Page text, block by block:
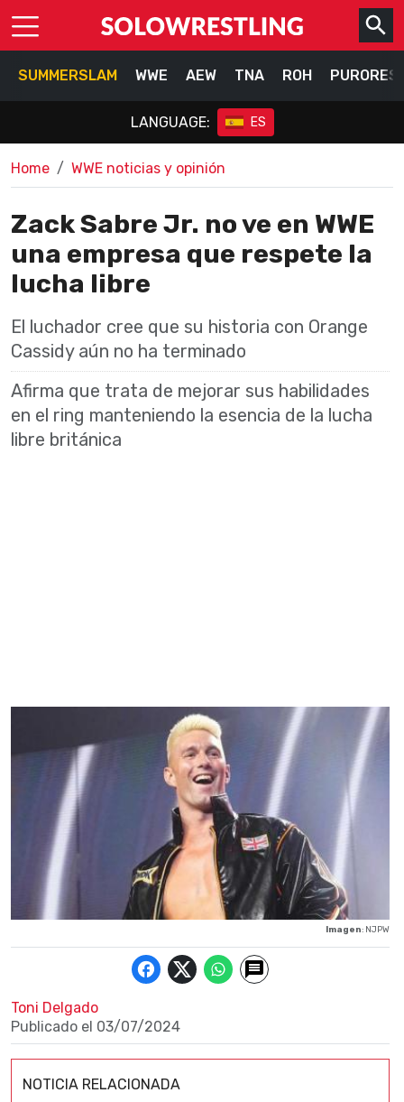
SUMMERSLAM WWE AEW TNA ROH
LANGUAGE: ES
Home WWE noticias y opinión
Zack Sabre Jr. no ve en WWE
una empresa que respete la
lucha libre
El luchador cree que su historia con Orange
Cassidy aún no ha terminado
Afirma que trata de mejorar sus habilidades
en el ring manteniendo la esencia de la lucha
libre británica
Imagen: NJPW
Toni Delgado
Publicado el 03/07/2024
NOTICIA RELACIONADA